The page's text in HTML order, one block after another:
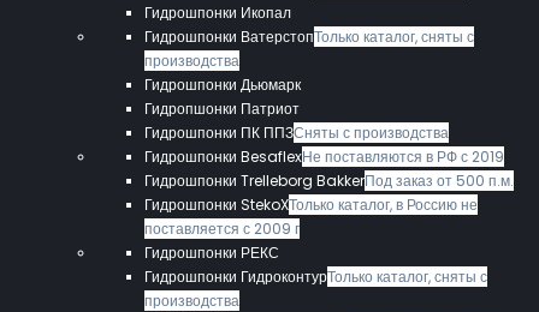
Гидрошпонки Икопал
Гидрошпонки ВатерстопТолько каталог, сняты с
производства
Гидрошпонки Дьюмарк
Гидропшонки Патриот
Гидрошпонки ПК ППЗСняты с производства
Гидрошпонки BesaflexНе поставляются в РФ с 2019
Гидрошпонки Trelleborg BakkerПод заказ от 500 п.м.
Гидрошпонки StekoXТолько каталог, в Россию не
поставляется с 2009 г
Гидрошпонки РЕКС
Гидрошпонки ГидроконтурТолько каталог, сняты с
производства